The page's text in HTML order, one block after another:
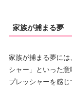
家族が捕まる夢
家族が捕まる夢に
シャー」といった
プレッシャーを感